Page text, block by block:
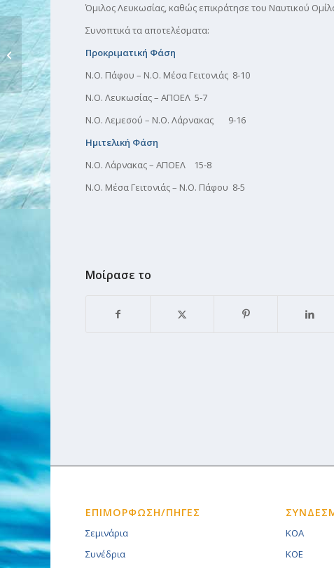
Όμιλος Λευκωσίας, καθώς επικράτησε του Ναυτικού
Συνοπτικά τα αποτελέσματα:
Προκριματική Φάση
Ν.Ο. Πάφου – Ν.Ο. Μέσα Γειτονιάς 8-10
Ν.Ο. Λευκωσίας – ΑΠΟΕΛ 5-7
Ν.Ο. Λεμεσού – Ν.Ο. Λάρνακας 9-16
Ημιτελική Φάση
Ν.Ο. Λάρνακας – ΑΠΟΕΛ 15-8
Ν.Ο. Μέσα Γειτονιάς – Ν.Ο. Πάφου 8-5
Μοίρασε το
ΕΠΙΜΟΡΦΩΣΗ/ΠΗΓΕΣ
Σεμινάρια
Συνέδρια
KOA
KOE
ΗΜΕΡΙΔΑ ΠΡΟΚΡΙΣΗΣ
Τρία ρεκόρ με το
καλημ...